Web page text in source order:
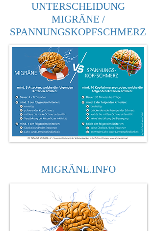
UNTERSCHEIDUNG
MIGRÄNE /
SPANNUNGSKOPFSCHMERZ
MIGRÄNE.INFO